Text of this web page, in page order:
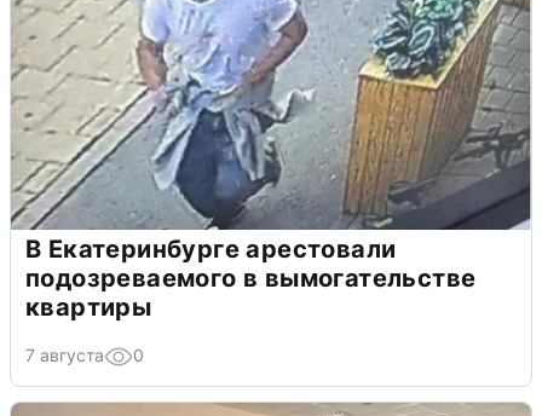
В Екатеринбурге арестовали
подозреваемого в вымогательстве
квартиры
7 августа 0